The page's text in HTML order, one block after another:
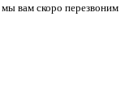
вам скоро перезвоним